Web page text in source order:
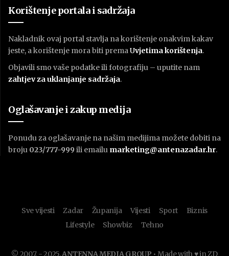
Korištenje portala i sadržaja
Nakladnik ovaj portal stavlja na korištenje onakvim kakav
jeste, a korištenje mora biti premaUvjetima korištenja.
Objavili smo vaše podatke ili fotografiju – uputite nam
zahtjev za uklanjanje sadržaja.
Oglašavanje i zakup medija
Ponudu za oglašavanje na našim medijima možete dobiti na
broju 023/777-999 ili emailu marketing@antenazadar.hr.
Sve vijesti Zadar Županija Vijesti Sport
Biznis
Lifestyle
Showbiz Tehno
© 2007. - 2025.ANTENNA MEDIA GROUP • Made with ♥ in ZD